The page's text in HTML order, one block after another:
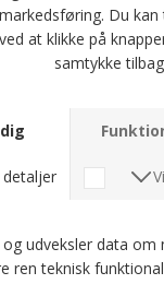
Med en ekstra
du sætter dig eller
(bambus), 30%
der følger kroppens
Dyk ned i en verden af
skridtet mod en mere